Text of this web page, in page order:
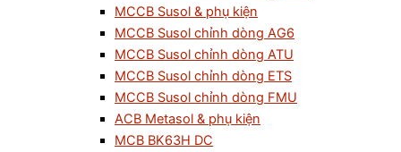
MCCB Susol & phụ kiện
MCCB Susol chỉnh dòng AG6
MCCB Susol chỉnh dòng ATU
MCCB Susol chỉnh dòng ETS
MCCB Susol chỉnh dòng FMU
ACB Metasol & phụ kiện
MCB BK63H DC